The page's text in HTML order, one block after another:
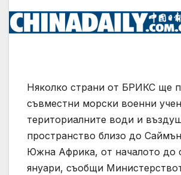
Няколко страни от БРИКС ще
съвместни морски военни
териториалните води и
пространство близо до
Южна Африка, от началото до
януари, съобщи